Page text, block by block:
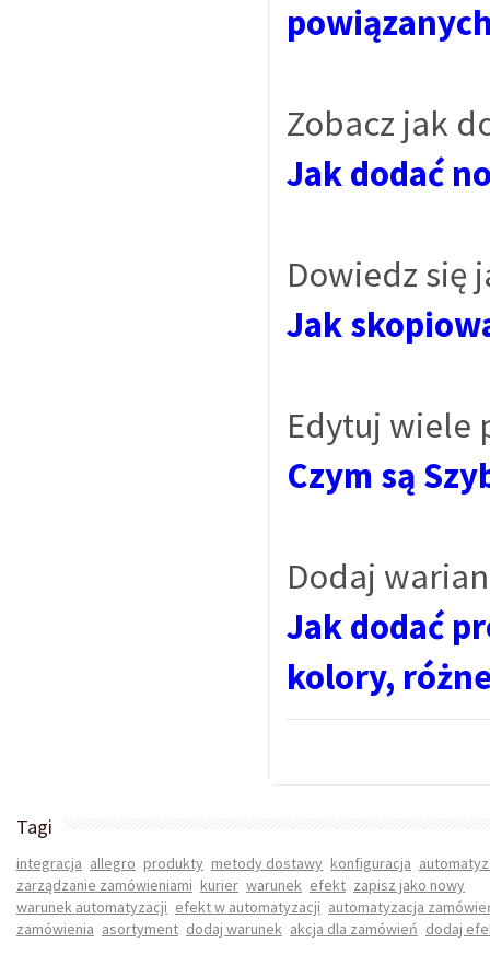
Zobacz jak
Jak dodać
Dowiedz się
Jak
Edytuj wiele
Czym są
Dodaj
Jak dodać
kolory,
Tagi
integracja allegro produkty metody dostawy konfiguracja
zarządzanie zamówieniami kurier warunek efekt zapisz jako nowy
warunek automatyzacji efekt w automatyzacji automatyzacja
zamówienia asortyment dodaj warunek akcja dla zamówień dodaj